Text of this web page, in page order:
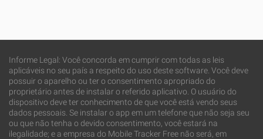
Informe Legal: Você concorda em cumprir com todas as leis
aplicáveis no seu país a respeito do uso deste software. Você deve
possuir o aparelho ou ter o consentimento apropriado do
proprietário antes de instalar o referido aplicativo. O usuário do
dispositivo deve ter conhecimento de que você está vendo seus
dados pessoais. Se instalar o app em um telefone que não seja seu
ou que não tenha o devido consentimento, você estará na
ilegalidade; e a empresa do Mobile Tracker Free não será, em